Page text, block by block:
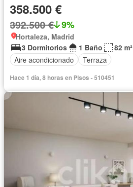
358.500 €
392.500 € 9%
Hortaleza, Madrid
3 Dormitorios
1 Baño
82 m²
Aire acondicionado
Terraza
Hace 1 día, 8 horas en Pisos - 510451